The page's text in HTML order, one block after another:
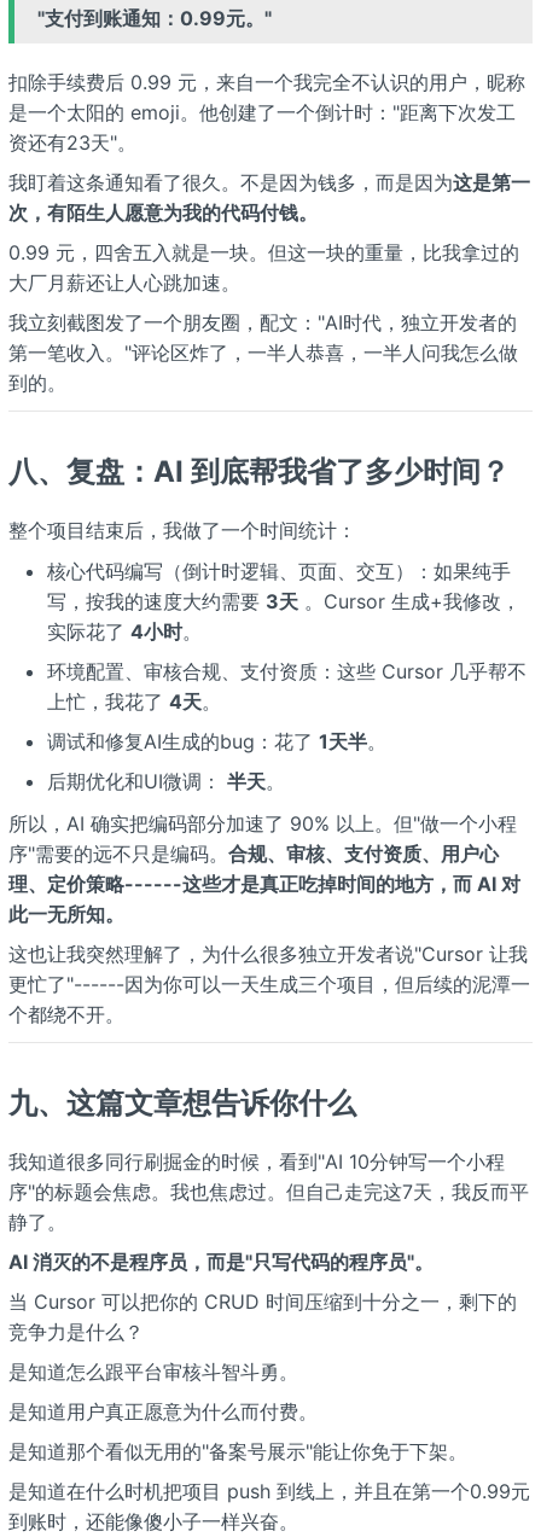
"支付到账通知：0.99元。"
扣除手续费后 0.99 元，来自一个我完全不认识的用户，昵称
是一个太阳的 emoji。他创建了一个倒计时："距离下次发工
资还有23天"。
我盯着这条通知看了很久。不是因为钱多，而是因为这是第一
次，有陌生人愿意为我的代码付钱。
0.99 元，四舍五入就是一块。但这一块的重量，比我拿过的
大厂月薪还让人心跳加速。
我立刻截图发了一个朋友圈，配文："AI时代，独立开发者的
第一笔收入。"评论区炸了，一半人恭喜，一半人问我怎么做
到的。
八、复盘：AI 到底帮我省了多少时间？
整个项目结束后，我做了一个时间统计：
核心代码编写（倒计时逻辑、页面、交互）：如果纯手
写，按我的速度大约需要 3天。Cursor 生成+我修改，
实际花了 4小时。
环境配置、审核合规、支付资质：这些 Cursor 几乎帮不
上忙，我花了 4天。
调试和修复AI生成的bug：花了 1天半。
后期优化和UI微调： 半天。
所以，AI 确实把编码部分加速了 90% 以上。但"做一个小程
序"需要的远不只是编码。 合规、审核、支付资质、用户心
理、定价策略------这些才是真正吃掉时间的地方，而 AI 对
此一无所知。
这也让我突然理解了，为什么很多独立开发者说"Cursor 让我
更忙了"------因为你可以一天生成三个项目，但后续的泥潭一
个都绕不开。
九、这篇文章想告诉你什么
我知道很多同行刷掘金的时候，看到"AI 10分钟写一个小程
序"的标题会焦虑。我也焦虑过。但自己走完这7天，我反而平
静了。
AI 消灭的不是程序员，而是"只写代码的程序员"。
当 Cursor 可以把你的 CRUD 时间压缩到十分之一，剩下的
竞争力是什么？
是知道怎么跟平台审核斗智斗勇。
是知道用户真正愿意为什么而付费。
是知道那个看似无用的"备案号展示"能让你免于下架。
是知道在什么时机把项目 push 到线上，并且在第一个0.99元
到账时，还能像傻小子一样兴奋。